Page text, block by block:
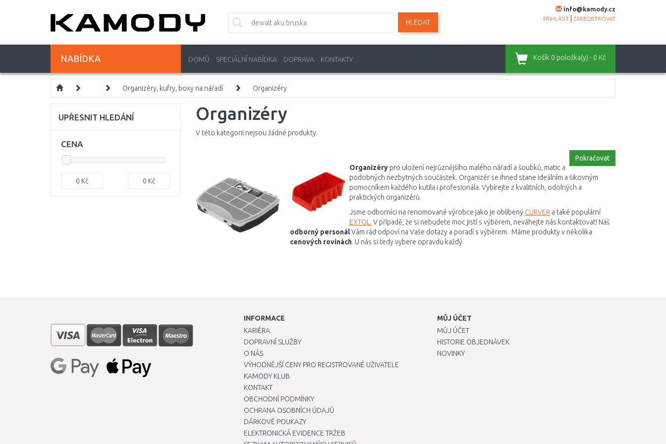
info@kamody.cz
PŘIHLÁSIT ZAREGISTROVAT
HLEDAT
NABÍDKA DOMŮ SPECIÁLNÍ NABÍDKA DOPRAVA KONTAKTY Košík 0 položka(y) - 0 Kč
Organizéry, kufry, boxy na nářadí Organizéry
Organizéry
V této kategorii nejsou žádné produkty.
Pokračovat
Organizérypro uložení nejrůznějšího malého nářadí a šoubků, matic a
podobných nezbytných součástek. Organizér se ihned stane ideálním a šikovným
pomocníkem každého kutila i profesionála. Vybírejte z kvalitních, odolných a
praktických organizérů.
Jsme odborníci na renomované výrobce jako je oblíbený CURVER a také populární
EXTOL. V případě, že si nebudete moc jistí s výběrem, neváhejte nás kontaktovat! Náš
odborný personálVám rád odpoví na Vaše dotazy a poradí s výběrem. Máme produkty v několika
cenových rovinách. U nás si tedy vybere opravdu každý.
UPŘESNIT HLEDÁNÍ
CENA
0 Kč 0 Kč
INFORMACE
KARIÉRA
DOPRAVNÍ SLUŽBY
O NÁS
VÝHODNĚJŠÍ CENY PRO REGISTROVANÉ UŽIVATELE
KAMODY KLUB
KONTAKT
OBCHODNÍ PODMÍNKY
OCHRANA OSOBNÍCH ÚDAJŮ
DÁRKOVÉ POUKAZY
ELEKTRONICKÁ EVIDENCE TRŽEB
MŮJ ÚČET
MŮJ ÚČET
HISTORIE OBJEDNÁVEK
NOVINKY